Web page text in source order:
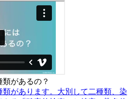
があるの？
があります。大別して二種類、染